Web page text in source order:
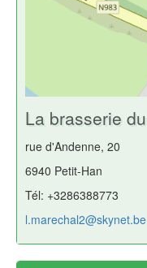
La brasserie
rue d'Andenne, 20
6940 Petit-Han
Tél: +3286388773
l.marechal2@skynet.be